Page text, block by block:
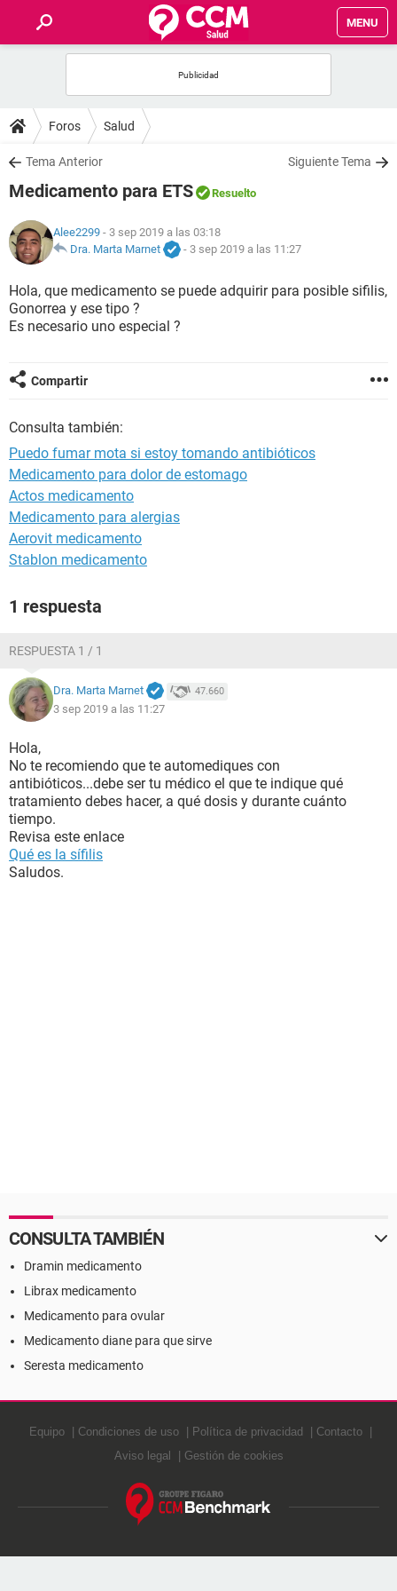
MENU
FOROS
SALUD
NUTRICIÓN
BIENESTAR
GLOSARIO
Foros Salud
Tema Anterior Siguiente Tema
Medicamento para ETS Resuelto
Alee2299 - 3 sep 2019 a las 03:18
Dra. Marta Marnet
- 3 sep 2019 a las 11:27
Hola, que medicamento se puede adquirir para posible sifilis,
Gonorrea y ese tipo ?
Es necesario uno especial ?
Compartir
Consulta también:
Puedo fumar mota si estoy tomando antibióticos
Medicamento para dolor de estomago
Actos medicamento
Medicamento para alergias
Aerovit medicamento
Stablon medicamento
1 respuesta
RESPUESTA 1 / 1
Dra. Marta Marnet 47.660
3 sep 2019 a las 11:27
Hola,
No te recomiendo que te automediques con
antibióticos...debe ser tu médico el que te indique qué
tratamiento debes hacer, a qué dosis y durante cuánto
tiempo.
Revisa este enlace
Qué es la sífilis
Saludos.
CONSULTA TAMBIÉN
Dramin medicamento
Librax medicamento
Medicamento para ovular
Medicamento diane para que sirve
Seresta medicamento
Equipo Condiciones de uso Política de privacidad
Contacto
Aviso legal
Gestión de cookies